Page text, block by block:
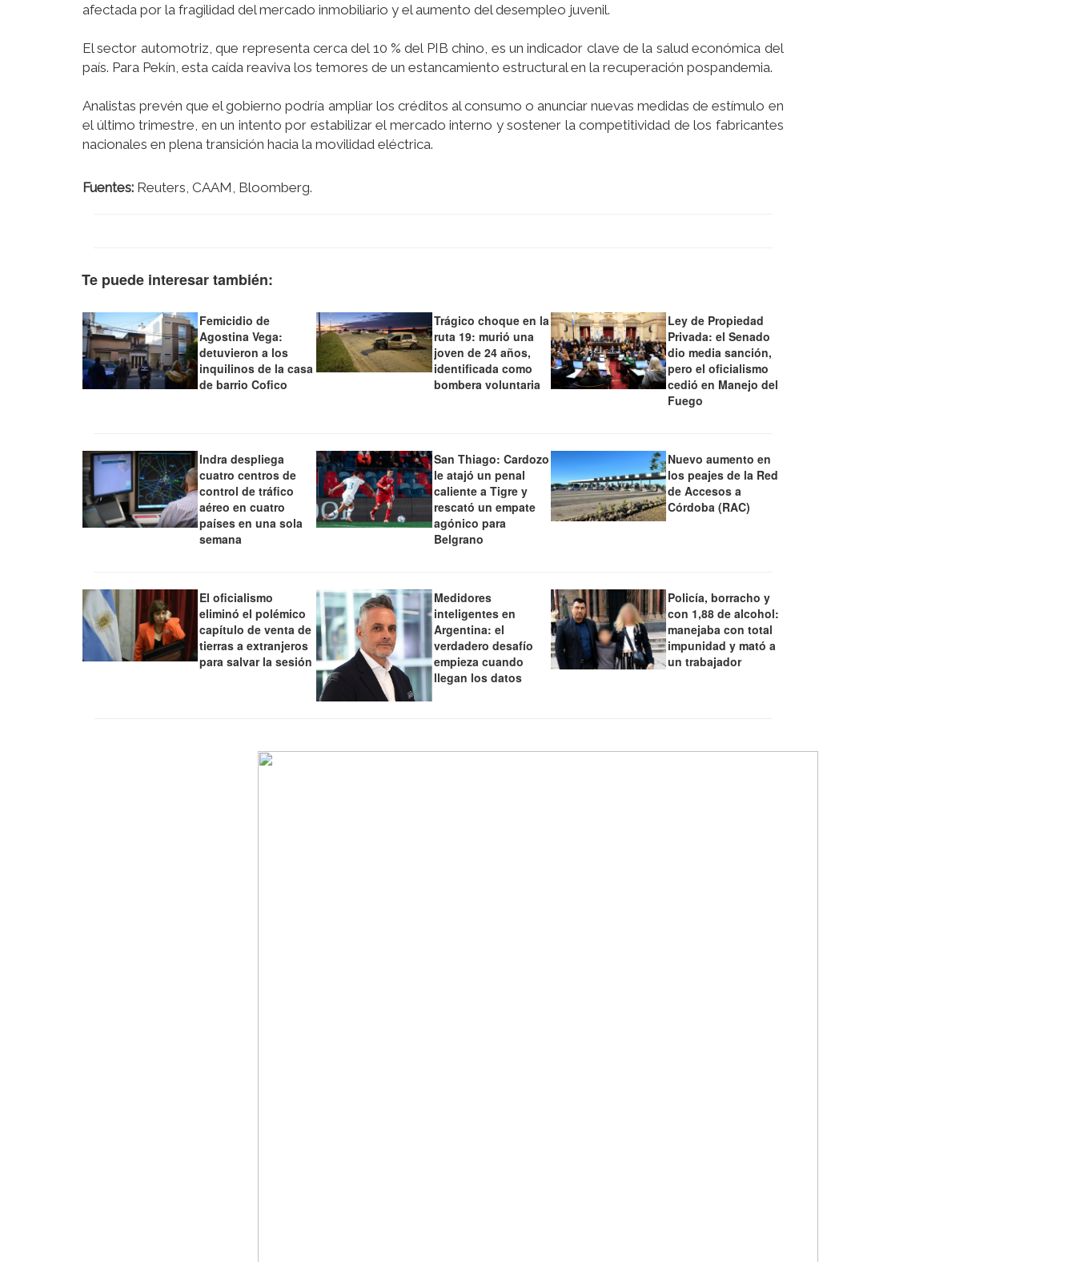
afectada por la fragilidad del mercado inmobiliario y el aumento del desempleo juvenil.
El sector automotriz, que representa cerca del 10 % del PIB chino, es un indicador clave de la salud económica del
país. Para Pekín, esta caída reaviva los temores de un estancamiento estructural en la recuperación pospandemia.
Analistas prevén que el gobierno podría ampliar los créditos al consumo o anunciar nuevas medidas de estímulo en
el último trimestre, en un intento por estabilizar el mercado interno y sostener la competitividad de los fabricantes
nacionales en plena transición hacia la movilidad eléctrica.
Fuentes: Reuters, CAAM, Bloomberg.
Te puede interesar también:
Femicidio de
Agostina Vega:
detuvieron a los
inquilinos de la casa
de barrio Cofico
Trágico choque en la
ruta 19: murió una
joven de 24 años,
identificada como
bombera voluntaria
Ley de Propiedad
Privada: el Senado
dio media sanción,
pero el oficialismo
cedió en Manejo del
Fuego
Indra despliega
cuatro centros de
control de tráfico
aéreo en cuatro
países en una sola
semana
San Thiago: Cardozo
le atajó un penal
caliente a Tigre y
rescató un empate
agónico para
Belgrano
Nuevo aumento en
los peajes de la Red
de Accesos a
Córdoba (RAC)
El oficialismo
eliminó el polémico
capítulo de venta de
tierras a extranjeros
para salvar la sesión
Medidores
inteligentes en
Argentina: el
verdadero desafío
empieza cuando
llegan los datos
Policía, borracho y
con 1,88 de alcohol:
manejaba con total
impunidad y mató a
un trabajador